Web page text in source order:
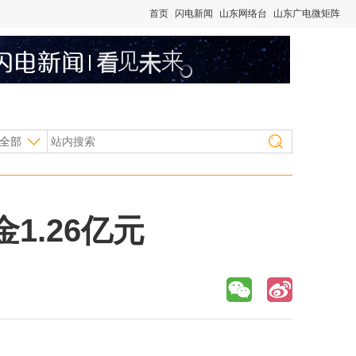
首页 闪电新闻 山东网络台 山东广电微矩阵
部
1.26亿元